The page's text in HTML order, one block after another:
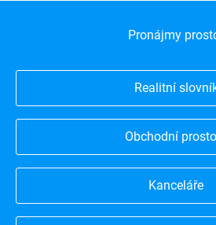
Pronájmy
Realitní
Obchodní
Kanceláře